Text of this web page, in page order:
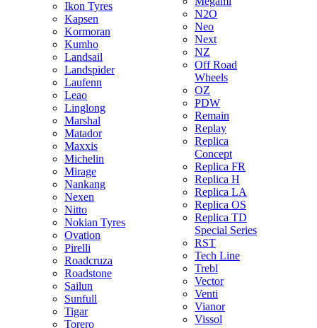
Ikon Tyres
Kapsen
Kormoran
Kumho
Landsail
Landspider
Laufenn
Leao
Linglong
Marshal
Matador
Maxxis
Michelin
Mirage
Nankang
Nexen
Nitto
Nokian Tyres
Ovation
Pirelli
Roadcruza
Roadstone
Sailun
Sunfull
Tigar
Torero
N2O
Neo
Next
NZ
Off Road
Wheels
OZ
PDW
Remain
Replay
Replica
Concept
Replica FR
Replica H
Replica LA
Replica OS
Replica TD
Special Series
RST
Tech Line
Trebl
Vector
Venti
Vianor
Vissol